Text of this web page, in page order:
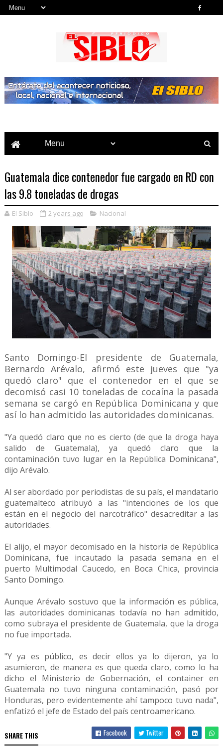
Guatemala dice contenedor fue cargado en RD con
las 9.8 toneladas de drogas
El Siblo 2 years ago Nacional
Santo Domingo-El presidente de Guatemala,
Bernardo Arévalo, afirmó este jueves que "ya
quedó claro" que el contenedor en el que se
decomisó casi 10 toneladas de cocaína la pasada
semana se cargó en República Dominicana y que
así lo han admitido las autoridades dominicanas.
"Ya quedó claro que no es cierto (de que la droga haya
salido de Guatemala), ya quedó claro que la
contaminación tuvo lugar en la República Dominicana",
dijo Arévalo.
Al ser abordado por periodistas de su país, el mandatario
guatemalteco atribuyó a las "intenciones de los que
están en el negocio del narcotráfico" desacreditar a las
autoridades.
El alijo, el mayor decomisado en la historia de República
Dominicana, fue incautado la pasada semana en el
puerto Multimodal Caucedo, en Boca Chica, provincia
Santo Domingo.
Aunque Arévalo sostuvo que la información es pública,
las autoridades dominicanas todavía no han admitido,
como subraya el presidente de Guatemala, que la droga
no fue importada.
"Y ya es público, es decir ellos ya lo dijeron, ya lo
asumieron, de manera es que queda claro, como lo ha
dicho el Ministerio de Gobernación, el container en
Guatemala no tuvo ninguna contaminación, pasó por
Honduras, pero evidentemente ahí tampoco tuvo nada",
enfatizó el jefe de Estado del país centroamericano.
SHARE THIS Facebook Twitter